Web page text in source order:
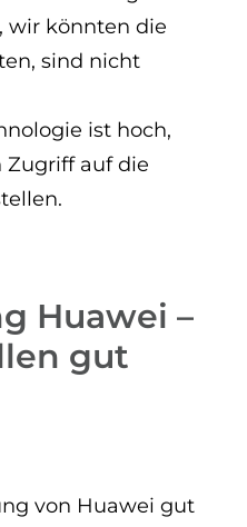
wir könnten die
sind nicht
ist hoch,
Zugriff auf die
Huawei –
gut
von Huawei gut